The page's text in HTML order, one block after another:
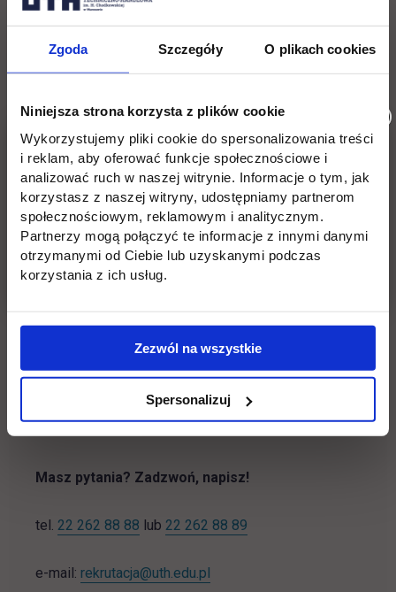
Zgoda Szczegóły O plikach cookies
Niniejsza strona korzysta z plików cookie
Wykorzystujemy pliki cookie do spersonalizowania treści
i reklam, aby oferować funkcje społecznościowe i
analizować ruch w naszej witrynie. Informacje o tym, jak
korzystasz z naszej witryny, udostępniamy partnerom
społecznościowym, reklamowym i analitycznym.
Partnerzy mogą połączyć te informacje z innymi danymi
otrzymanymi od Ciebie lub uzyskanymi podczas
korzystania z ich usług.
Zezwól na wszystkie
Spersonalizuj
Rachunkowość i podatki,
Menedżer Jakości,
Akademia biegłych,
Systemy EDR w rzeczoznawstwie
samochodowym,
Kierunki w ramach oferty studiów
podyplomowych 2 w 1.
Rekrutacja online:https://rekrutacja.uth.edu.pl/
Masz pytania? Zadzwoń, napisz!
tel. 22 262 88 88 lub 22 262 88 89
e-mail: rekrutacja@uth.edu.pl